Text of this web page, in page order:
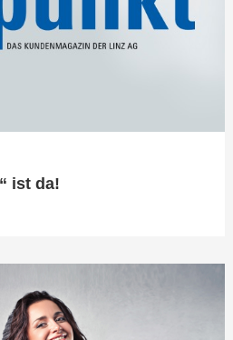
ist da!